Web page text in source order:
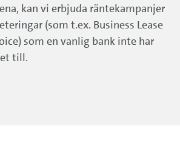
kan vi erbjuda räntekampanjer
(som t.ex. Business Lease
som en vanlig bank inte har
till.